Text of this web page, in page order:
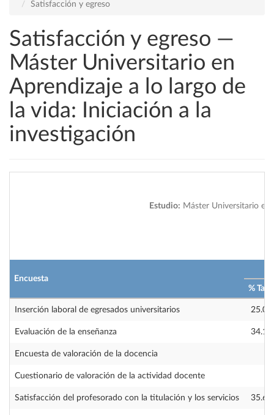
Satisfacción y egreso
Satisfacción y egreso —
Máster Universitario en
Aprendizaje a lo largo de
la vida: Iniciación a la
investigación
Estudio: Máster Universitario en
Encuesta
% Tasa
Inserción laboral de egresados universitarios 25.00
Evaluación de la enseñanza 34.10
Encuesta de valoración de la docencia
Cuestionario de valoración de la actividad docente
Satisfacción del profesorado con la titulación y los servicios 35.60